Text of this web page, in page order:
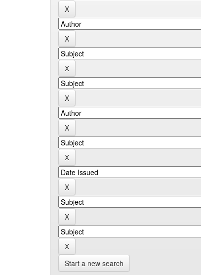
Start a new search